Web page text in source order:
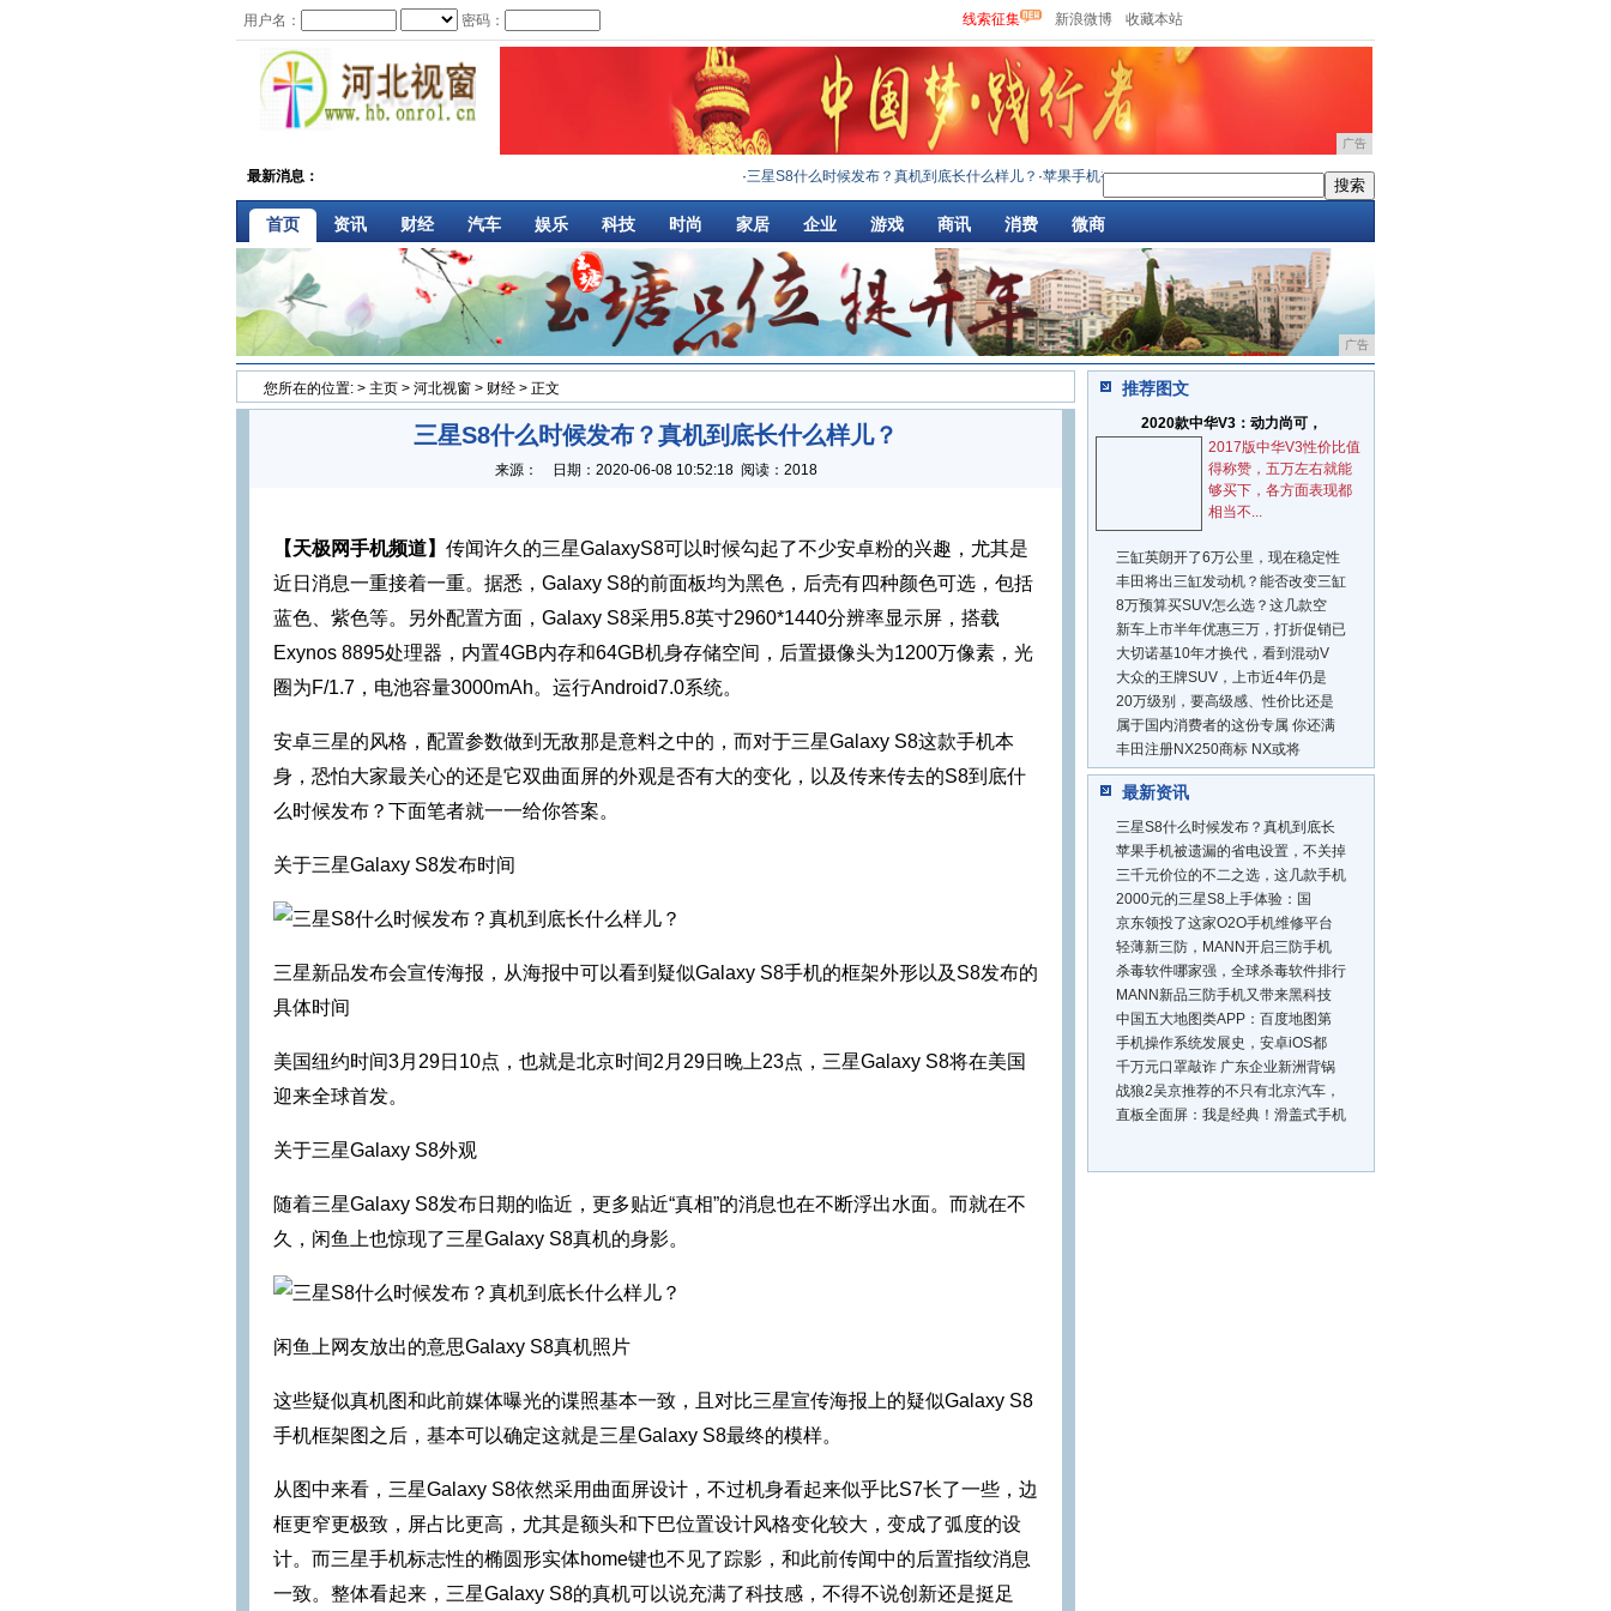
用户名： 密码： 线索征集 新浪微博 收藏本站
广告
最新消息： 三星S8什么时候发布？真机到底长什么样儿？ · 苹果手机被遗漏的省电设置，不关掉你的iPhon·三千元价位的不二之选，这几款手机你值得
首页 资讯 财经 汽车 娱乐 科技 时尚 家居 企业 游戏 商讯 消费 微商
广告
您所在的位置: > 主页 > 河北视窗 > 财经 > 正文
三星S8什么时候发布？真机到底长什么样儿？
来源： 日期： 2020-06-08 10:52:18 阅读：2018
【天极网手机频道】 传闻许久的三星GalaxyS8可以时候勾起了不少安卓粉的兴趣，尤其是
近日消息一重接着一重。据悉，Galaxy S8的前面板均为黑色，后壳有四种颜色可选，包括
蓝色、紫色等。另外配置方面，Galaxy S8采用5.8英寸2960*1440分辨率显示屏，搭载
Exynos 8895处理器，内置4GB内存和64GB机身存储空间，后置摄像头为1200万像素，光
圈为F/1.7，电池容量3000mAh。运行Android7.0系统。
安卓三星的风格，配置参数做到无敌那是意料之中的，而对于三星Galaxy S8这款手机本
身，恐怕大家最关心的还是它双曲面屏的外观是否有大的变化，以及传来传去的S8到底什
么时候发布？下面笔者就一一给你答案。
关于三星Galaxy S8发布时间
三星新品发布会宣传海报，从海报中可以看到疑似Galaxy S8手机的框架外形以及S8发布的
具体时间
美国纽约时间3月29日10点，也就是北京时间2月29日晚上23点，三星Galaxy S8将在美国
迎来全球首发。
关于三星Galaxy S8外观
随着三星Galaxy S8发布日期的临近，更多贴近“真相”的消息也在不断浮出水面。而就在不
久，闲鱼上也惊现了三星Galaxy S8真机的身影。
闲鱼上网友放出的意思Galaxy S8真机照片
这些疑似真机图和此前媒体曝光的谍照基本一致，且对比三星宣传海报上的疑似Galaxy S8
手机框架图之后，基本可以确定这就是三星Galaxy S8最终的模样。
从图中来看，三星Galaxy S8依然采用曲面屏设计，不过机身看起来似乎比S7长了一些，边
框更窄更极致，屏占比更高，尤其是额头和下巴位置设计风格变化较大，变成了弧度的设
计。而三星手机标志性的椭圆形实体home键也不见了踪影，和此前传闻中的后置指纹消息
一致。整体看起来，三星Galaxy S8的真机可以说充满了科技感，不得不说创新还是挺足
推荐图文
2020款中华V3：动力尚可，
2017版中华V3性价比值
得称赞，五万左右就能
够买下，各方面表现都
相当不...
三缸英朗开了6万公里，现在稳定性
丰田将出三缸发动机？能否改变三缸
8万预算买SUV怎么选？这几款空
新车上市半年优惠三万，打折促销已
大切诺基10年才换代，看到混动V
大众的王牌SUV，上市近4年仍是
20万级别，要高级感、性价比还是
属于国内消费者的这份专属 你还满
丰田注册NX250商标 NX或将
最新资讯
三星S8什么时候发布？真机到底长
苹果手机被遗漏的省电设置，不关掉
三千元价位的不二之选，这几款手机
2000元的三星S8上手体验：国
京东领投了这家O2O手机维修平台
轻薄新三防，MANN开启三防手机
杀毒软件哪家强，全球杀毒软件排行
MANN新品三防手机又带来黑科技
中国五大地图类APP：百度地图第
手机操作系统发展史，安卓iOS都
千万元口罩敲诈 广东企业新洲背锅
战狼2吴京推荐的不只有北京汽车，
直板全面屏：我是经典！滑盖式手机